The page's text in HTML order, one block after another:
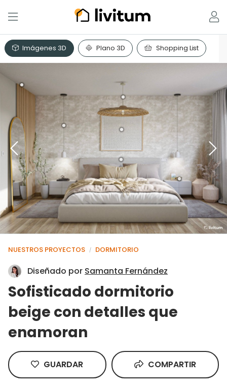
Imágenes 3D Plano 3D Shopping List
NUESTROS PROYECTOS / DORMITORIO
Diseñado por Samanta Fernández
Sofisticado dormitorio
beige con detalles que
enamoran
GUARDAR COMPARTIR